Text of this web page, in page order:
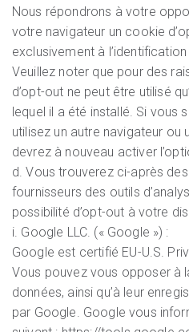
Nous répondrons à votre
votre navigateur un cookie
exclusivement à
Veuillez noter que pour des
d’opt-out ne peut être utilisé
lequel il a été installé. Si vous
utilisez un autre navigateur ou
devrez à nouveau activer
d. Vous trouverez ci-après
fournisseurs des outils
possibilité d’opt-out à votre
i. Google LLC. (« Google ») :
Google est certifié EU-U.S.
Vous pouvez vous opposer à
données, ainsi qu’à leur
par Google. Google vous